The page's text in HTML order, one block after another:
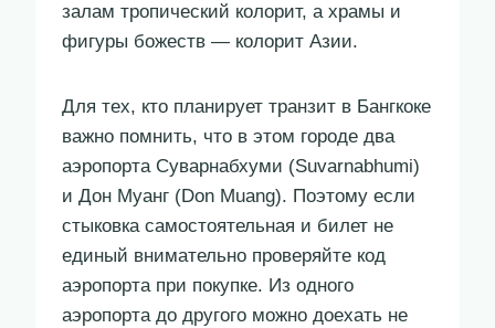
залам тропический колорит, а храмы и
фигуры божеств — колорит Азии.
Для тех, кто планирует транзит в Бангкоке
важно помнить, что в этом городе два
аэропорта Суварнабхуми (Suvarnabhumi)
и Дон Муанг (Don Muang). Поэтому если
стыковка самостоятельная и билет не
единый внимательно проверяйте код
аэропорта при покупке. Из одного
аэропорта до другого можно доехать не